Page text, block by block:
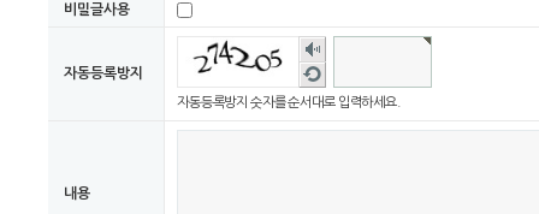
비밀글사용
자동등록방지
숫자
음성
듣기
새로
고침
자동등록방지 숫자를 순서대로 입력하세요.
내용